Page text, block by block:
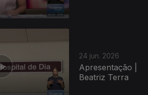
24 jun. 2026
Apresentação |
Beatriz Terra